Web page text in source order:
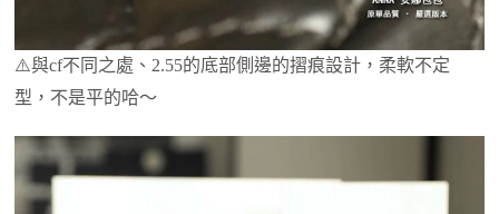
⚠️與cf不同之處、2.55的底部側邊的摺痕設計，柔軟不定
型，不是平的哈～